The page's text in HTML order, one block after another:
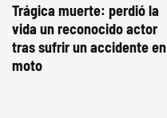
Trágica muerte: perdió la
vida un reconocido actor
tras sufrir un accidente en
moto